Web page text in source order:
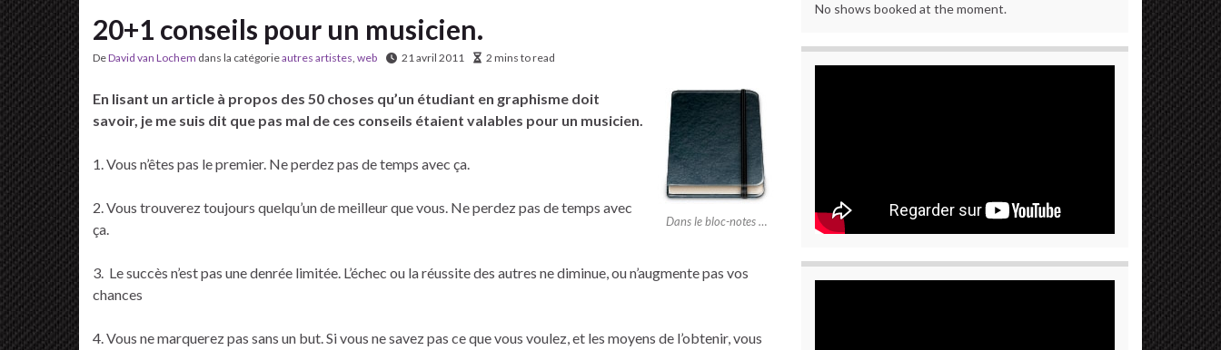
20+1 conseils pour un musicien.
DeDavid van Lochem dans la catégorieautres artistes, web 21 avril 2011 2 mins to read
Dans le bloc-notes …
En lisant un article à propos des 50 choses qu’un étudiant en graphisme doit
savoir, je me suis dit que pas mal de ces conseils étaient valables pour un musicien.
1. Vous n’êtes pas le premier. Ne perdez pas de temps avec ça.
2. Vous trouverez toujours quelqu’un de meilleur que vous. Ne perdez pas de temps avec
ça.
3. Le succès n’est pas une denrée limitée. L’échec ou la réussite des autres ne diminue, ou n’augmente pas vos
chances
4. Vous ne marquerez pas sans un but. Si vous ne savez pas ce que vous voulez, et les moyens de l’obtenir, vous
No shows booked at the moment.